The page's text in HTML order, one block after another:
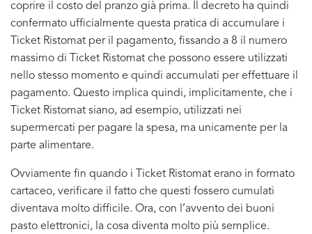
coprire il costo del pranzo già prima. Il decreto ha quindi
confermato ufficialmente questa pratica di accumulare i
Ticket Ristomat per il pagamento, fissando a 8 il numero
massimo di Ticket Ristomat che possono essere utilizzati
nello stesso momento e quindi accumulati per effettuare il
pagamento. Questo implica quindi, implicitamente, che i
Ticket Ristomat siano, ad esempio, utilizzati nei
supermercati per pagare la spesa, ma unicamente per la
parte alimentare.
Ovviamente fin quando i Ticket Ristomat erano in formato
cartaceo, verificare il fatto che questi fossero cumulati
diventava molto difficile. Ora, con l’avvento dei buoni
pasto elettronici, la cosa diventa molto più semplice.